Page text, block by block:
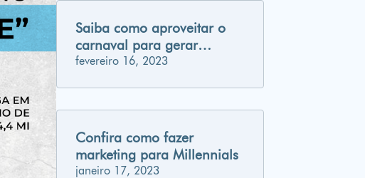
Saiba como aproveitar o
carnaval para gerar
engajamento nas suas
fevereiro 16, 2023
Confira como fazer
marketing para Millennials
janeiro 17, 2023